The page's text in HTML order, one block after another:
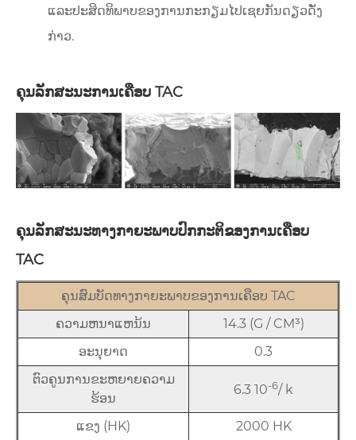
ແລະປະສິດທິພາບຂອງການກະກຽມໄປເຊຍກັນດຽວດັ່ງ
ກ່າວ.
ຄຸນລັກສະນະການເຄືອບ TAC
ຄຸນລັກສະນະທາງກາຍະພາບປົກກະຕິຂອງການເຄືອບ
TAC
ຄຸນສົມບັດທາງກາຍະພາບຂອງການເຄືອບ TAC
ຄວາມຫນາແຫນ້ນ
14.3 (G / CM³)
ອະນຸຍາດ
0.3
ຕົວຄູນການຂະຫຍາຍຄວາມ
ຮ້ອນ
6.3 10-6/ k
ແຂງ (HK)
2000 HK